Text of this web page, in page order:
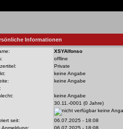
Informationen
XSYAlfonso
offline
Private
keine Angabe
keine Angabe
keine Angabe
30.11.-0001 (0 Jahre)
keine
seit:
06.07.2025 - 18:08
Anmeldung:
06.07.2025 - 18:08